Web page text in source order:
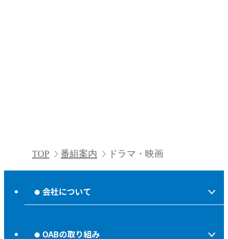
TOP 番組案内 ドラマ・映画
会社について
OABの取り組み